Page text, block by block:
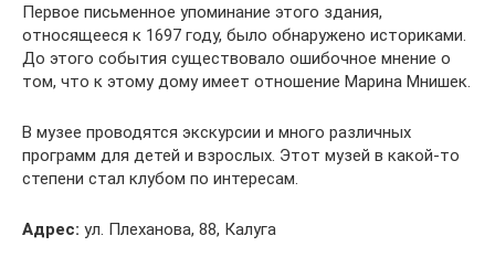
Первое письменное упоминание этого здания,
относящееся к 1697 году, было обнаружено историками.
До этого события существовало ошибочное мнение о
том, что к этому дому имеет отношение Марина Мнишек.
В музее проводятся экскурсии и много различных
программ для детей и взрослых. Этот музей в какой-то
степени стал клубом по интересам.
Адрес: ул. Плеханова, 88, Калуга